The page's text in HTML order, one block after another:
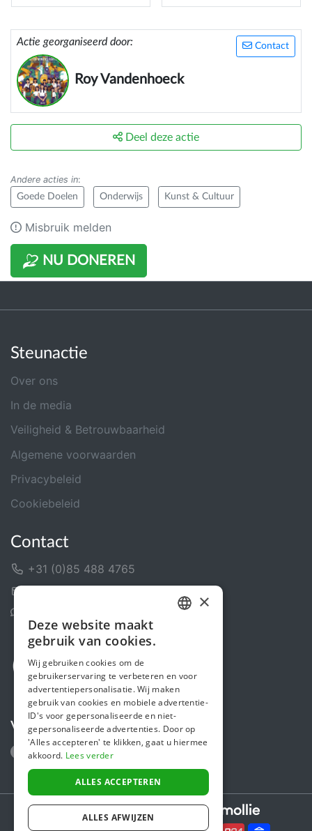
Contact
Actie georganiseerd door:
Roy Vandenhoeck
NU DONEREN
Deel deze actie
Andere acties in:
Goede Doelen Onderwijs Kunst & Cultuur
Misbruik melden
Steunactie
Over ons
In de media
Veiligheid & Betrouwbaarheid
Algemene voorwaarden
Privacybeleid
Cookiebeleid
Contact
+31 (0)85 488 4765
Volg ons
Secure payments powered by
ENGLISH
×
Deze website maakt
gebruik van cookies.
Wij gebruiken cookies om de
gebruikerservaring te verbeteren en voor
advertentiepersonalisatie. Wij maken
gebruik van cookies en mobiele advertentie-
ID's voor gepersonaliseerde en niet-
gepersonaliseerde advertenties. Door op
'Alles accepteren' te klikken, gaat u hiermee
akkoord. Lees verder
ALLES ACCEPTEREN
ALLES AFWIJZEN